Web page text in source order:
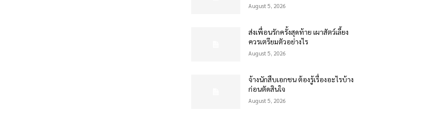
August 5, 2026
ส่งเพื่อนรักครั้งสุดท้าย เผาสัตว์เลี้ยง
ควรเตรียมตัวอย่างไร
August 5, 2026
จ้างนักสืบเอกชน ต้องรู้เรื่องอะไรบ้าง
ก่อนตัดสินใจ
August 5, 2026